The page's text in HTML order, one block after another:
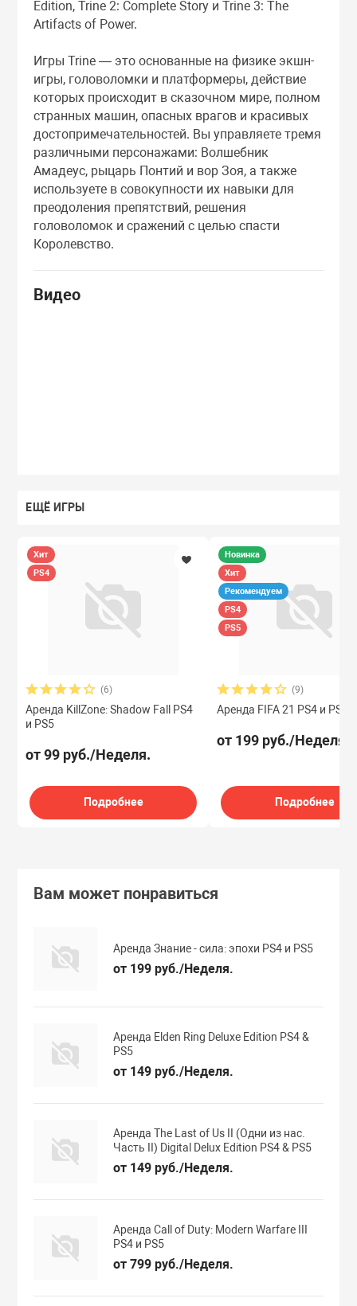
Edition, Trine 2: Complete Story и Trine 3: The
Artifacts of Power.
Игры Trine — это основанные на физике экшн-
игры, головоломки и платформеры, действие
которых происходит в сказочном мире, полном
странных машин, опасных врагов и красивых
достопримечательностей. Вы управляете тремя
различными персонажами: Волшебник
Амадеус, рыцарь Понтий и вор Зоя, а также
используете в совокупности их навыки для
преодоления препятствий, решения
головоломок и сражений с целью спасти
Королевство.
Видео
ЕЩЁ ИГРЫ
Хит
PS4
(6)
Аренда KillZone: Shadow Fall PS4
и PS5
от 99 руб./Неделя.
Подробнее
Новинка
Хит
Рекомендуем
PS4
PS5
(9)
Аренда FIFA 21 PS4 и PS5
от 199 руб./Неделя.
Подробнее
Вам может понравиться
Аренда Знание - сила: эпохи PS4 и PS5
от 199 руб./Неделя.
Аренда Elden Ring Deluxe Edition PS4 &
PS5
от 149 руб./Неделя.
Аренда The Last of Us II (Одни из нас.
Часть II) Digital Delux Edition PS4 & PS5
от 149 руб./Неделя.
Аренда Call of Duty: Modern Warfare III
PS4 и PS5
от 799 руб./Неделя.